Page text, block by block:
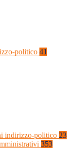
politico 41
indirizzo-politico 23
353